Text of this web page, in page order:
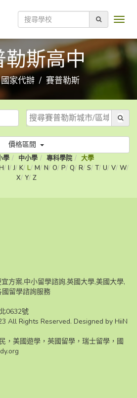
勒斯高中
國家代辦 賽普勒斯
價格區間
學 中小學 專科學院
大學
I J K L M N O P Q R S T U V W
X Y Z
方案,中小留學諮詢,英國大學,美國大學,
留學諮詢服務
0632號
All Rights Reserved. Designed by HiiN
，美國遊學，英國留學，瑞士留學，國